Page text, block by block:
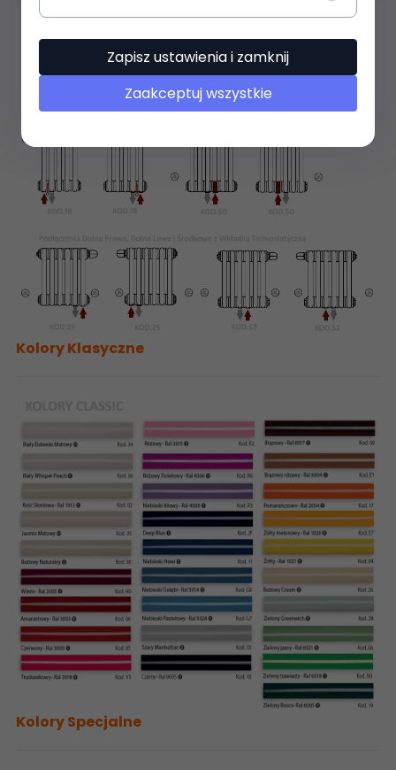
Kolory Klasyczne
Kolory Specjalne
Zapisz ustawienia i zamknij
Zaakceptuj wszystkie